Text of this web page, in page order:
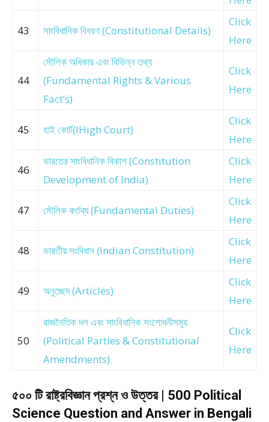
43 সাংবিধানিক বিবরণ (Constitutional Details)
Click
Here
44
মৌলিক অধিকার এবং বিভিন্ন তথ্য
(Fundamental Rights & Various
Fact’s)
Click
Here
45 হাই কোর্ট(lHigh Court)
Click
Here
46
ভারতের সাংবিধানিক বিকাশ (Constitution
Development of India)
Click
Here
47 মৌলিক কর্তব্য (Fundamental Duties)
Click
Here
48 ভারতীয় সংবিধান (Indian Constitution)
Click
Here
49 অনুচ্ছেদ (Articles)
Click
Here
50
রাজনৈতিক দল এবং সাংবিধানিক সংশোধনীসমূহ
(Political Parties & Constitutional
Amendments)
Click
Here
৫০০ টি রাষ্ট্রবিজ্ঞান প্রশ্ন ও উত্তর | 500 Political
Science Question and Answer in Bengali